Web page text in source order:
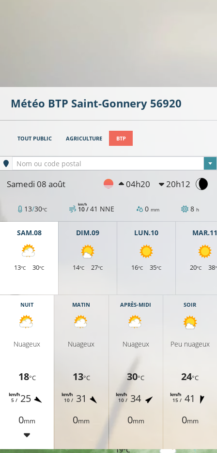
Météo BTP Saint-Gonnery 56920
TOUT PUBLIC AGRICULTURE BTP
Ville sélectionnée
Nom ou code postal
Samedi 08 août 04h20 20h12
13/30°C 10 /
km/h 41 NNE 0 mm 8 h
SAM.08
13°C 30°C
DIM.09
14°C 27°C
LUN.10
16°C 35°C
MAR.11
20°C 38
NUIT
Nuageux
18°C
5 /
km/h25
0mm
MATIN
Nuageux
13°C
10 /
km/h 31
0mm
APRÈS-MIDI
Nuageux
30°C
10 /
km/h 34
0mm
SOIR
Peu nuageux
24°C
15 /
km/h 41
0mm
19°C